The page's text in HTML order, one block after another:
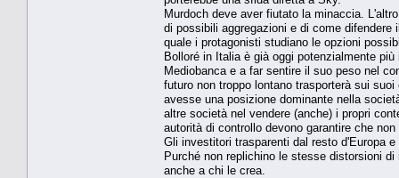
Murdoch deve aver fiutato la minaccia.
di possibili aggregazioni e di come
quale i protagonisti studiano le opzioni
Bolloré in Italia è già oggi potenzialmente
Mediobanca e a far sentire il suo peso nel
futuro non troppo lontano trasporterà sui
avesse una posizione dominante nella
altre società nel vendere (anche) i propri
autorità di controllo devono garantire che
Gli investitori trasparenti dal resto d'Europa
Purché non replichino le stesse distorsioni
anche a chi le crea.